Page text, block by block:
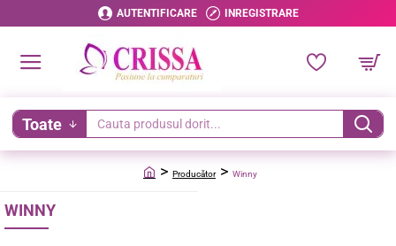
AUTENTIFICARE INREGISTRARE
Toate
Cauta
produsul
WINNY
Producător Winny